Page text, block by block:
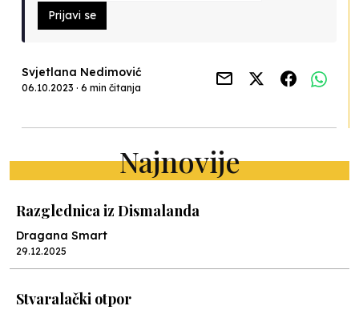
Prijavi se
Svjetlana Nedimović
06.10.2023 · 6 min čitanja
Najnovije
Razglednica iz Dismalanda
Dragana Smart
29.12.2025
Stvaralački otpor